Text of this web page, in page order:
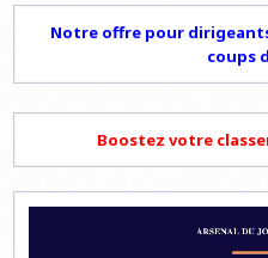
Notre offre pour
coups
Boostez votre